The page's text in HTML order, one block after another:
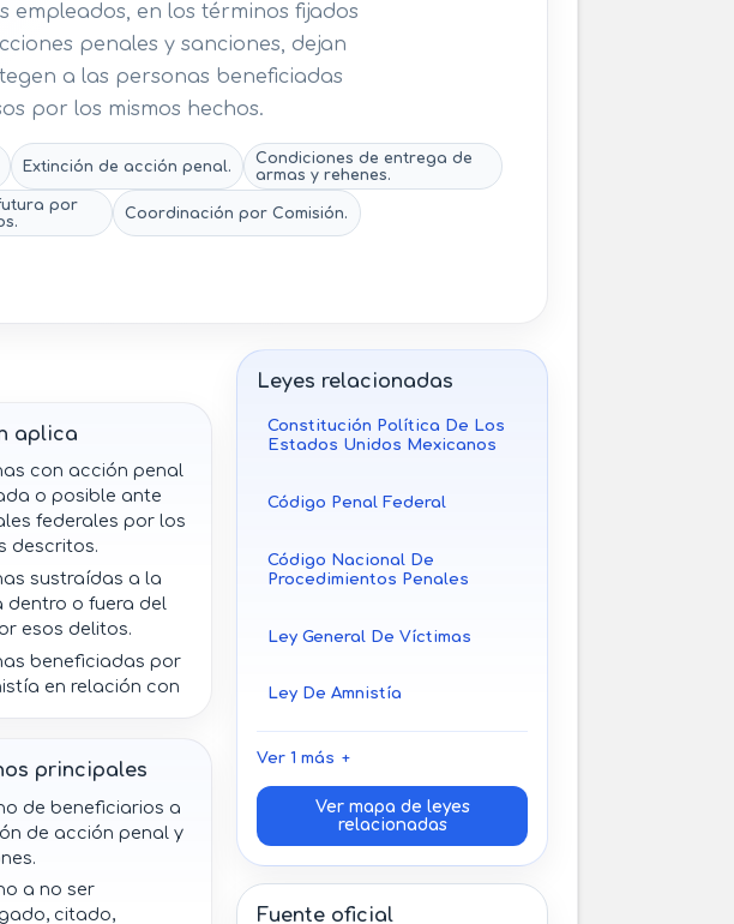
empleados, en los términos fijados
penales y sanciones, dejan
a las personas beneficiadas
por los mismos hechos.
Extinción de acción penal.
Condiciones de entrega de
armas y rehenes.
por
Coordinación por Comisión.
aplica
con acción penal
o posible ante
federales por los
descritos.
sustraídas a la
dentro o fuera del
esos delitos.
beneficiadas por
en relación con
integrada por el
federales
judiciales y
o personas con
principales
de beneficiarios a
de acción penal y
a no ser
citado,
Leyes relacionadas
Constitución Política De Los
Estados Unidos Mexicanos
Código Penal Federal
Código Nacional De
Procedimientos Penales
Ley General De Víctimas
Ley De Amnistía
Ver 1 más
Ver mapa de leyes
relacionadas
Fuente oficial